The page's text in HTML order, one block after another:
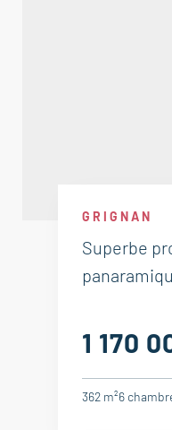
GRIGNAN
Superbe
1 170
362 m²6